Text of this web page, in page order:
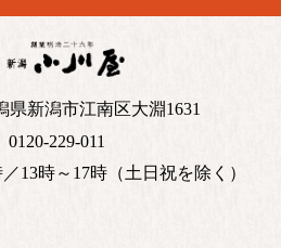
新潟市江南区大淵1631
0120-229-011
13時～17時（土日祝を除く）